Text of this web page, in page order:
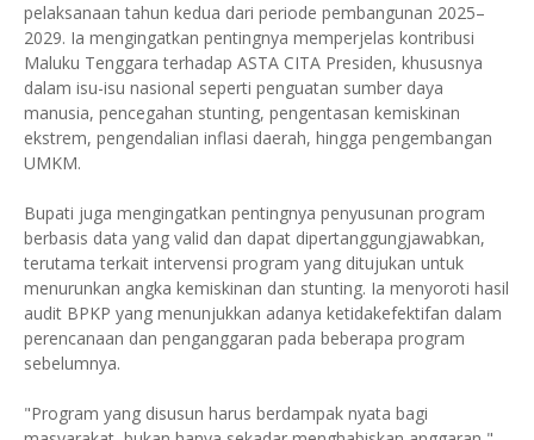
pelaksanaan tahun kedua dari periode pembangunan 2025–
2029. Ia mengingatkan pentingnya memperjelas kontribusi
Maluku Tenggara terhadap ASTA CITA Presiden, khususnya
dalam isu-isu nasional seperti penguatan sumber daya
manusia, pencegahan stunting, pengentasan kemiskinan
ekstrem, pengendalian inflasi daerah, hingga pengembangan
UMKM.
Bupati juga mengingatkan pentingnya penyusunan program
berbasis data yang valid dan dapat dipertanggungjawabkan,
terutama terkait intervensi program yang ditujukan untuk
menurunkan angka kemiskinan dan stunting. Ia menyoroti hasil
audit BPKP yang menunjukkan adanya ketidakefektifan dalam
perencanaan dan penganggaran pada beberapa program
sebelumnya.
"Program yang disusun harus berdampak nyata bagi